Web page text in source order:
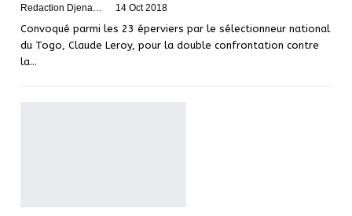
Redaction DjenaSport 14 Oct 2018
Convoqué parmi les 23 éperviers par le sélectionneur national
du Togo, Claude Leroy, pour la double confrontation contre
la…